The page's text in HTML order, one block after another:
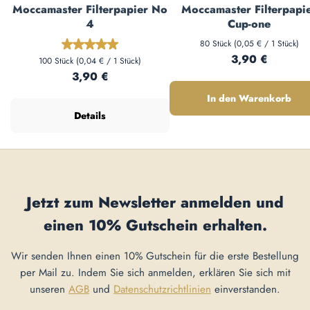
Moccamaster Filterpapier No
4
Durchschnittliche Bewertung von 5 von 5
100 Stück (0,04 € / 1 Stück)
Regulärer Preis:
3,90 €
Details
Moccamaster
Cup-one
80 Stück (0,05 € / 1 Stück)
Regulärer Preis:
3,90 €
In den Warenkorb
Jetzt zum Newsletter anmelden und
einen 10% Gutschein erhalten.
Wir senden Ihnen einen 10% Gutschein für die erste Bestellung
per Mail zu. Indem Sie sich anmelden, erklären Sie sich mit
unseren AGB und Datenschutzrichtlinien einverstanden.